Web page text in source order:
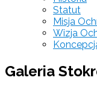
Statut
Misja
Wizja
Galeria